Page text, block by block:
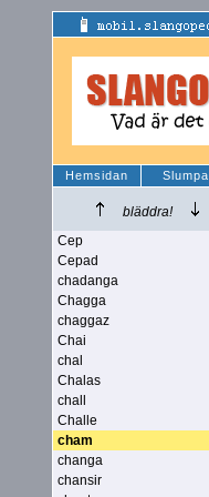
Hemsidan Slumpa
bläddra!
Cep
Cepad
chadanga
Chagga
chaggaz
Chai
chal
Chalas
chall
Challe
cham
changa
chansir